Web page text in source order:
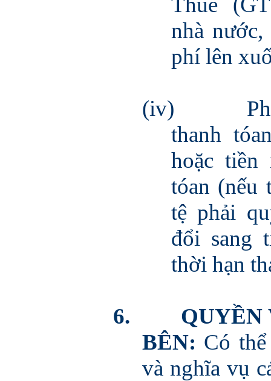
nhà
phí lên
(iv)
thanh
hoặc tiền
tóan (nếu
tệ phải
đổi sang
thời hạn
6.
QUYỀN
BÊN: Có
và nghĩa vụ